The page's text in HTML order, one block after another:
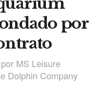
por
MS Leisure
Dolphin Company